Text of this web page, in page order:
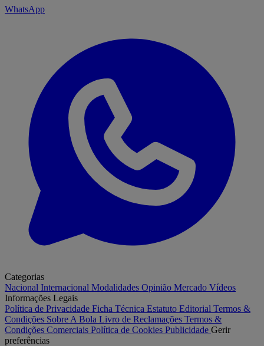
WhatsApp
Categorias
Nacional Internacional Modalidades Opinião Mercado Vídeos
Informações Legais
Política de Privacidade Ficha Técnica Estatuto Editorial Termos &
Condições Sobre A Bola Livro de Reclamações Termos &
Condições Comerciais Política de Cookies Publicidade Gerir
preferências